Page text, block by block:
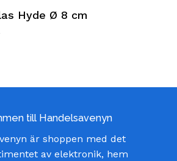
Hyde Ø 8 cm
till Handelsavenyn
är shoppen med det
av elektronik, hem